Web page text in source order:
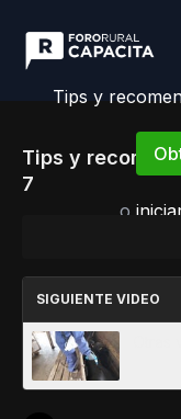
Tips y
o
Tips y
7
SIGUIENTE VIDEO